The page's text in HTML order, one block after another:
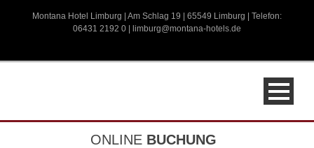
Montana Hotel Limburg | Am Schlag 19 | 65549 Limburg | Telefon:
06431 2192 0 |
limburg@montana-hotels.de
ONLINE BUCHUNG